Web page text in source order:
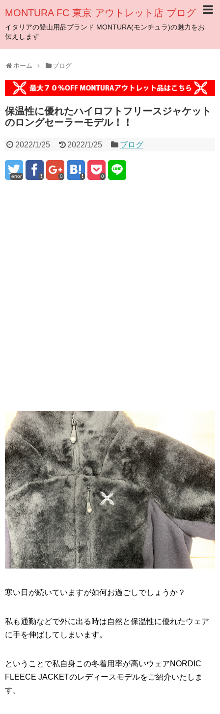
MONTURA FC 東京 アウトレット店 ブログ
イタリアの登山用品ブランド MONTURA(モンチュラ)の魅力をお
伝えします
ホーム ブログ
保温性に優れたハイロフトフリースジャケット
のロングセーラーモデル！！
2022/1/25 2022/1/25 ブログ
error 0 0
寒い日が続いていますが如何お過ごしでしょうか？
私も通勤などで外に出る時は自然と保温性に優れたウェア
に手を伸ばしてしまいます。
ということで私自身この冬着用率が高いウェアNORDIC
FLEECE JACKETのレディースモデルをご紹介いたしま
す。